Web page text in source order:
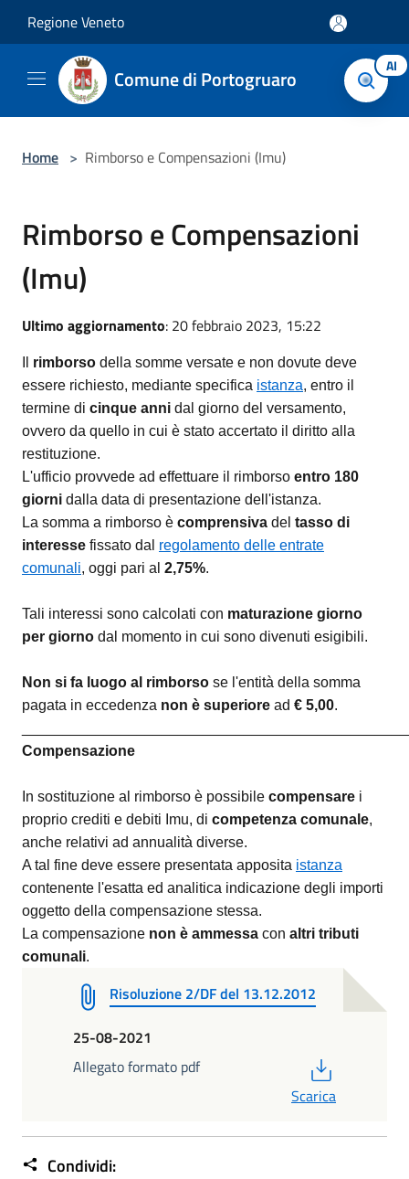
Regione Veneto
Comune di Portogruaro AI
Home > Rimborso e Compensazioni (Imu)
Rimborso e Compensazioni
(Imu)
Ultimo aggiornamento: 20 febbraio 2023, 15:22
rimborso della somme versate e non dovute deve
essere richiesto, mediante specifica istanza, entro il
termine di cinque anni dal giorno del versamento,
ovvero da quello in cui è stato accertato il diritto alla
restituzione.
L'ufficio provvede ad effettuare il rimborso entro 180
giorni dalla data di presentazione dell'istanza.
La somma a rimborso è comprensiva del tasso di
interesse fissato dal regolamento delle entrate
comunali, oggi pari al 2,75%.
Tali interessi sono calcolati con maturazione giorno
per giorno dal momento in cui sono divenuti esigibili.
Non si fa luogo al rimborso se l'entità della somma
pagata in eccedenza non è superiore ad € 5,00.
Compensazione
In sostituzione al rimborso è possibile compensare i
proprio crediti e debiti Imu, di competenza comunale,
anche relativi ad annualità diverse.
A tal fine deve essere presentata apposita istanza
contenente l'esatta ed analitica indicazione degli importi
oggetto della compensazione stessa.
La compensazione non è ammessa con altri tributi
comunali.
Risoluzione 2/DF del 13.12.2012
25-08-2021
Allegato formato pdf
Scarica
Condividi: